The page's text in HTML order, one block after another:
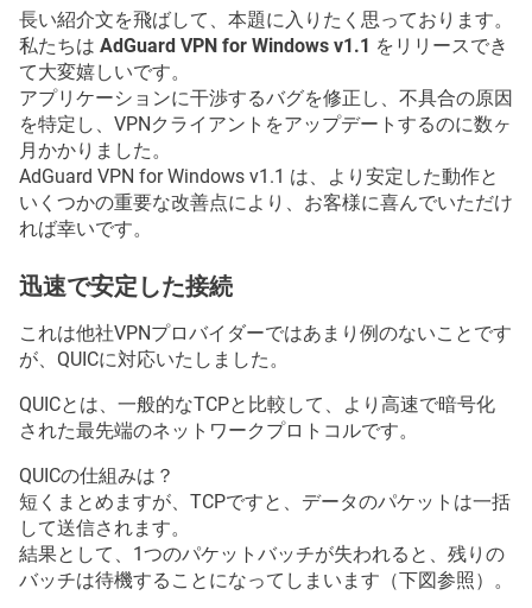
長い紹介文を飛ばして、本題に入りたく思っております。
私たちは AdGuard VPN for Windows v1.1 をリリースでき
て大変嬉しいです。
アプリケーションに干渉するバグを修正し、不具合の原因
を特定し、VPNクライアントをアップデートするのに数ヶ
月かかりました。
AdGuard VPN for Windows v1.1 は、より安定した動作と
いくつかの重要な改善点により、お客様に喜んでいただけ
れば幸いです。
迅速で安定した接続
これは他社VPNプロバイダーではあまり例のないことです
が、QUICに対応いたしました。
QUICとは、一般的なTCPと比較して、より高速で暗号化
された最先端のネットワークプロトコルです。
QUICの仕組みは？
短くまとめますが、TCPですと、データのパケットは一括
して送信されます。
結果として、1つのパケットバッチが失われると、残りの
バッチは待機することになってしまいます（下図参照）。